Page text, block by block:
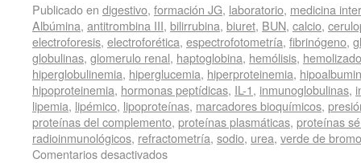
Publicado en digestivo, formación JG, laboratorio, medicina
Albúmina, antitrombina III, bilirrubina, biuret, BUN, calcio,
electroforesis, electroforética, espectrofotometría, fibrinógeno,
globulinas, glomerulo renal, haptoglobina, hemólisis, hemolizado
hiperglobulinemia, hiperglucemia, hiperproteinemia,
hipoproteinemia, hormonas peptídicas, IL-1, inmunoglobulinas,
lipemia, lipémico, lipoproteínas, marcadores bioquímicos,
proteínas del complemento, proteínas plasmáticas, proteínas
radioinmunológicos, refractometría, sodio, urea, verde de
Comentarios desactivados